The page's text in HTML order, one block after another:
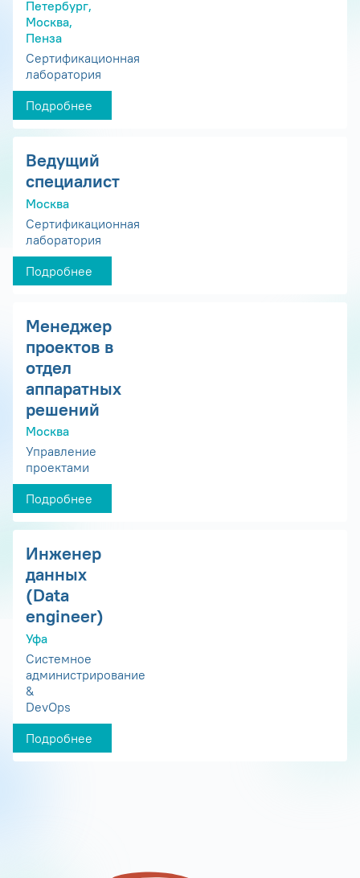
Петербург,
Москва,
Пенза
Сертификационная
лаборатория
Подробнее
Ведущий
специалист
Москва
Сертификационная
лаборатория
Подробнее
Менеджер
проектов в
отдел
аппаратных
решений
Москва
Управление
проектами
Подробнее
Инженер
данных
(Data
engineer)
Уфа
Системное
администрирование
&
DevOps
Подробнее